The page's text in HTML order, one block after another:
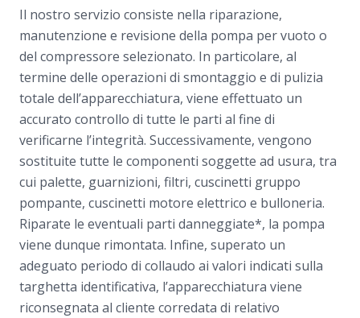
Il nostro servizio consiste nella riparazione,
manutenzione e revisione della pompa per vuoto o
del compressore selezionato. In particolare, al
termine delle operazioni di smontaggio e di pulizia
totale dell’apparecchiatura, viene effettuato un
accurato controllo di tutte le parti al fine di
verificarne l’integrità. Successivamente, vengono
sostituite tutte le componenti soggette ad usura, tra
cui palette, guarnizioni, filtri, cuscinetti gruppo
pompante, cuscinetti motore elettrico e bulloneria.
Riparate le eventuali parti danneggiate*, la pompa
viene dunque rimontata. Infine, superato un
adeguato periodo di collaudo ai valori indicati sulla
targhetta identificativa, l’apparecchiatura viene
riconsegnata al cliente corredata di relativo